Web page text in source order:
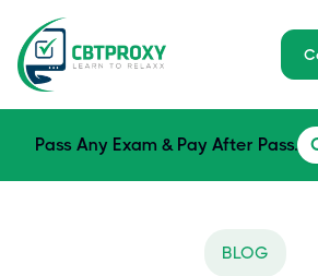
Pass Any Exam & Pay After Pass.
BLOG